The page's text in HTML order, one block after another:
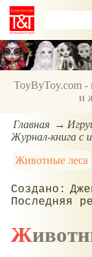
ToyByToy.com -
и
Главная
Журнал-книга с
Животные леса